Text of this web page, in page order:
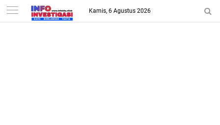
-->
Kamis, 6 Agustus 2026